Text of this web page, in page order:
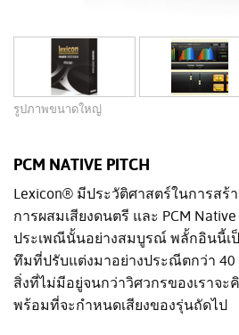
รูปภาพขนาดใหญ่
PCM NATIVE PITCH
Lexicon® มีประวัติศาสตร์ในการสร้
การผสมเสียงดนตรี และ PCM
ประเพณีนั้นอย่างสมบูรณ์ พลั้กอินนี้เ
ทึมที่ปรับแต่งมาอย่างประณีตกว่า 40
สิ่งที่ไม่มีอยู่จนกว่าวิศวกรของเราจ
พร้อมที่จะกำหนดเสียงของรุ่นถัดไป